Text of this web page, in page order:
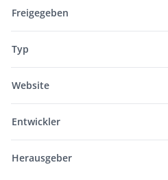
Freigegeben
Typ
Website
Entwickler
Herausgeber